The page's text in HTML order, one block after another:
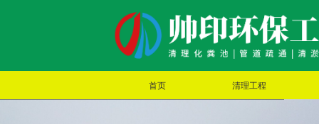
首页 清理工程